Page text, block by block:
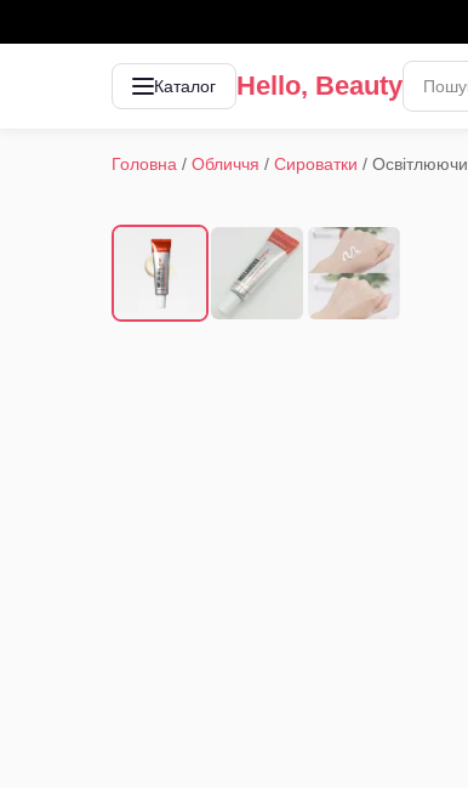
Каталог Hello, Beauty
Головна / Обличчя / Сироватки /